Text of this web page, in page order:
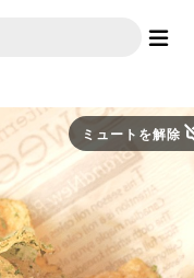
ミュートを解除